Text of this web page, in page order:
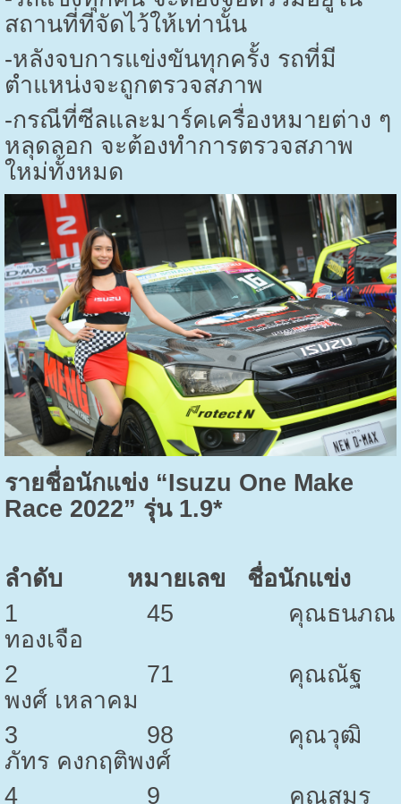
สถานที่ที่จัดไว้ให้เท่านั้น
-หลังจบการแข่งขันทุกครั้ง รถที่มี
ตำแหน่งจะถูกตรวจสภาพ
-กรณีที่ซีลและมาร์คเครื่องหมายต่าง ๆ
หลุดลอก จะต้องทำการตรวจสภาพ
ใหม่ทั้งหมด
รายชื่อนักแข่ง “Isuzu One Make
Race 2022” รุ่น 1.9*
ลำดับ หมายเลข
ชื่อนักแข่ง
1
45
คุณธนภณ
ทองเจือ
2
71
คุณณัฐ
พงศ์ เหลาคม
3
98
คุณวุฒิ
ภัทร คงกฤติพงศ์
4
9
คุณสมร